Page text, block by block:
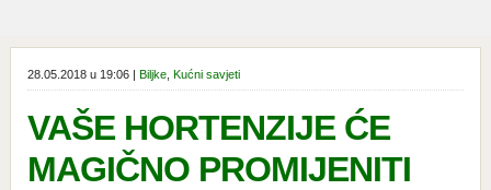
28.05.2018 u 19:06 | Biljke, Kućni savjeti
VAŠE HORTENZIJE ĆE
MAGIČNO PROMIJENITI